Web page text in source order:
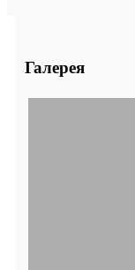
Галерея